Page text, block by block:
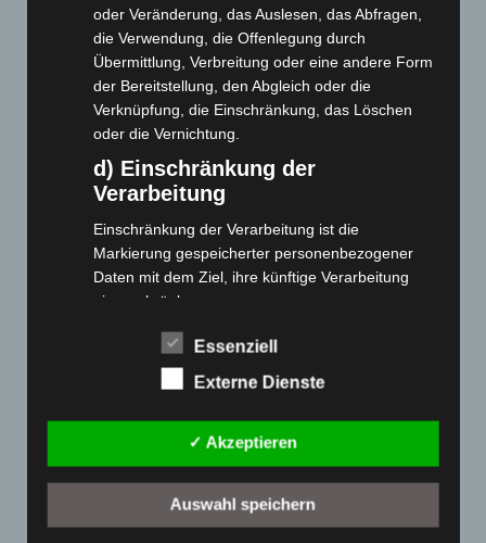
Webseite
Cashback-Aktion
Händler werden
Home
Gemeinsam spenden
Kontakt
Reklamation einreichen
Produktpalette
Elektro-Klappräder
Elektro-Lastendreiräder
oder Veränderung, das Auslesen, das Abfragen,
die Verwendung, die Offenlegung durch
Übermittlung, Verbreitung oder eine andere Form
der Bereitstellung, den Abgleich oder die
Verknüpfung, die Einschränkung, das Löschen
oder die Vernichtung.
d) Einschränkung der
Verarbeitung
Einschränkung der Verarbeitung ist die
Markierung gespeicherter personenbezogener
Daten mit dem Ziel, ihre künftige Verarbeitung
einzuschränken.
e) Profiling
Profiling ist jede Art der automatisierten
Verarbeitung personenbezogener Daten, die darin
besteht, dass diese personenbezogenen Daten
verwendet werden, um bestimmte persönliche
Aspekte, die sich auf eine natürliche Person
Aspekte bezüglich Arbeitsleistung, wirtschaftlicher
Essenziell
Externe Dienste
✓ Akzeptieren
Auswahl speichern